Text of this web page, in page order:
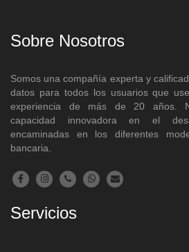
Sobre Nosotros
Somos una compañía experta y
datos para todos los usuarios que
experiencia de más de 20 años.
capacidad innovadora en el
encaminadas en los diferentes
bancaria.
Servicios